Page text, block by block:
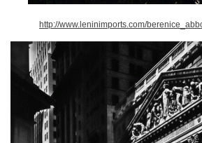
http://www.leninimports.com/